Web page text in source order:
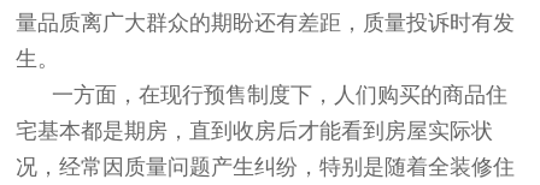
量品质离广大群众的期盼还有差距，质量投诉时有发
生。
一方面，在现行预售制度下，人们购买的商品住
宅基本都是期房，直到收房后才能看到房屋实际状
况，经常因质量问题产生纠纷，特别是随着全装修住